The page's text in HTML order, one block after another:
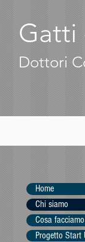
Gatti
Dottori
Home
Chi siamo
Cosa facciamo
Progetto Start